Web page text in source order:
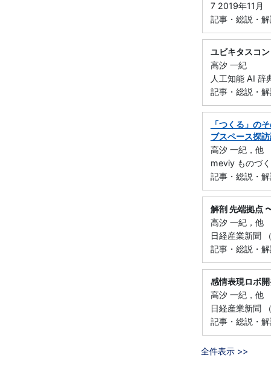
7 2019年11月
記事・総説・
ユビキタスコ
高汐 一紀
人工知能 AI
記事・総説・
「つくる」の
ブスペース探
高汐 一紀，他
meviy ものづ
記事・総説・
解剖 先端拠点
高汐 一紀，他
日経産業新聞
記事・総説・
感情表現ロボ
高汐 一紀，他
日経産業新聞
記事・総説・
全件表示 >>